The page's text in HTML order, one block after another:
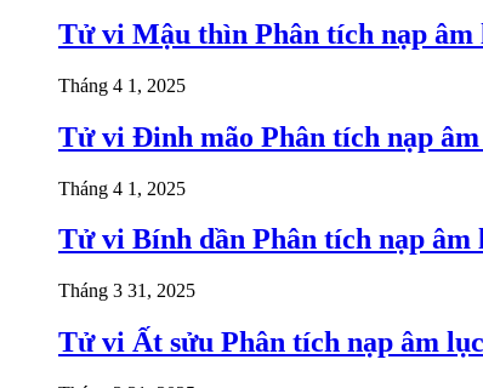
Tử vi Mậu thìn Phân tích nạp âm
Tháng 4 1, 2025
Tử vi Đinh mão Phân tích nạp
Tháng 4 1, 2025
Tử vi Bính dần Phân tích nạp âm
Tháng 3 31, 2025
Tử vi Ất sửu Phân tích nạp âm